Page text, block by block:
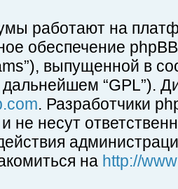
работают на
обеспечение
выпущенной в
дальнейшем “GPL”).
. Разработчики
не несут
на http://